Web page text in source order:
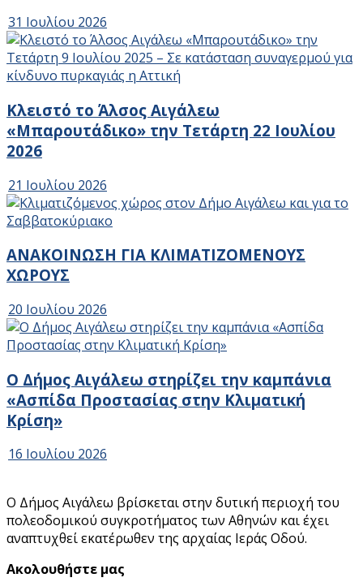
31 Ιουλίου 2026
Κλειστό το Άλσος Αιγάλεω
«Μπαρουτάδικο» την Τετάρτη 22 Ιουλίου
2026
21 Ιουλίου 2026
ΑΝΑΚΟΙΝΩΣΗ ΓΙΑ ΚΛΙΜΑΤΙΖΟΜΕΝΟΥΣ
ΧΩΡΟΥΣ
20 Ιουλίου 2026
Ο Δήμος Αιγάλεω στηρίζει την καμπάνια
«Ασπίδα Προστασίας στην Κλιματική
Κρίση»
16 Ιουλίου 2026
Ο Δήμος Αιγάλεω βρίσκεται στην δυτική περιοχή του
πολεοδομικού συγκροτήματος των Αθηνών και έχει
αναπτυχθεί εκατέρωθεν της αρχαίας Ιεράς Οδού.
Ακολουθήστε μας